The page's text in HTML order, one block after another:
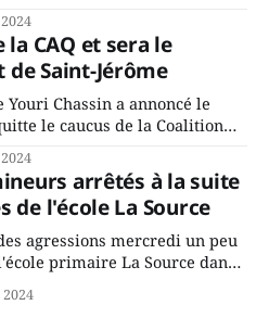
candidat indépendant dans 2
par exemple les
Que lui
CAQ et sera le
Saint-Jérôme
Chassin a annoncé le
le caucus de la Coalition
de son incapacité, qu'il
arrêtés à la suite
de l'école La Source
agressions mercredi un peu
primaire La Source dans
un véhicule et aspergée